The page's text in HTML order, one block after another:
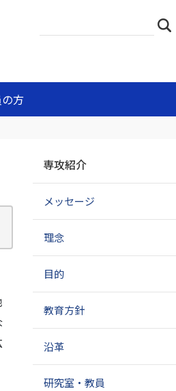
方
イ
細
ゲ
シ
ン
専攻紹介
メッセージ
理念
目的
教育方針
沿革
研究室・教員